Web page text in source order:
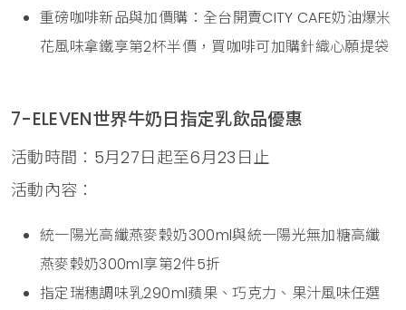
重磅咖啡新品與加價購：全台開賣CITY CAFE奶油爆米
花風味拿鐵享第2杯半價，買咖啡可加購針織心願提袋
7-ELEVEN世界牛奶日指定乳飲品優惠
活動時間：5月27日起至6月23日止
活動內容：
統一陽光高纖燕麥穀奶300ml與統一陽光無加糖高纖
燕麥穀奶300ml享第2件5折
指定瑞穗調味乳290ml蘋果、巧克力、果汁風味任選